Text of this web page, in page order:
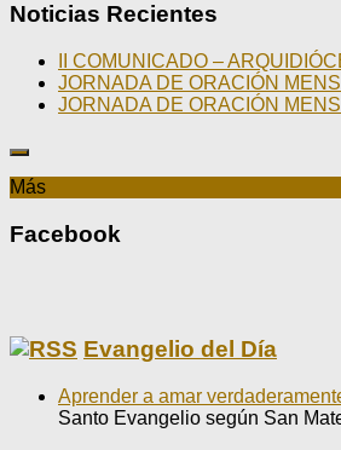
Noticias Recientes
II COMUNICADO –
JORNADA DE ORACIÓN
JORNADA DE ORACIÓN
Más
Facebook
Evangelio del Día
Aprender a amar
Santo Evangelio según San